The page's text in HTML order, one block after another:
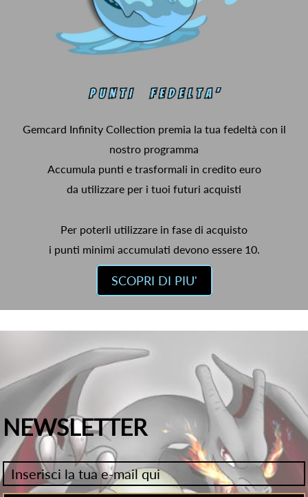
Gemcard Infinity Collection premia la tua fedeltà con il
nostro programma
Accumula punti e trasformali in credito euro
da utilizzare per i tuoi futuri acquisti
Per poterli utilizzare in fase di acquisto
i punti minimi accumulati devono essere 10.
SCOPRI DI PIU'
NEWSLETTER